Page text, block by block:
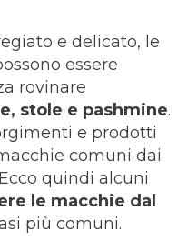
e delicato, le
essere
rovinare
stole e pashmine.
e prodotti
comuni dai
quindi alcuni
le macchie dal
più comuni.